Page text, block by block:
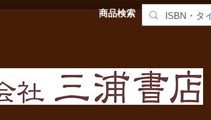
商品検索